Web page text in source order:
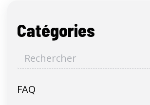
Catégories
FAQ